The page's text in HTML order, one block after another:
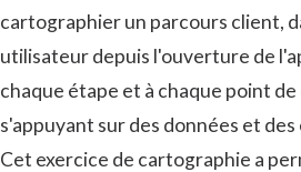
cartographier un parcours client,
utilisateur depuis l'ouverture de
chaque étape et à chaque point
s'appuyant sur des données et
Cet exercice de cartographie a